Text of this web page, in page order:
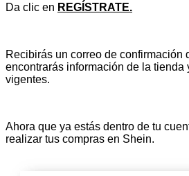
Da clic en REGÍSTRATE.
Recibirás un correo de confirmación
encontrarás información de la tienda
vigentes.
Ahora que ya estás dentro de tu
realizar tus compras en Shein.